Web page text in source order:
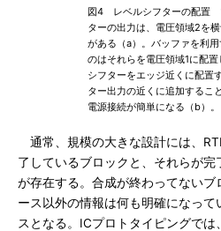
図4 レベルシフターの配置
ターの出力は、電圧領域2を
がある（a）。バッファを利
のはそれらを電圧領域1に配
シフターをエッジ近くに配置
ター出力の近くに追加するこ
電源接続が簡単になる（b）。
通常、規模の大きな設計には、
了しているブロックと、それらが
が存在する。合成が終わってないブ
ース以外の情報は何も明確になっ
スとなる。ICプロトタイピングで